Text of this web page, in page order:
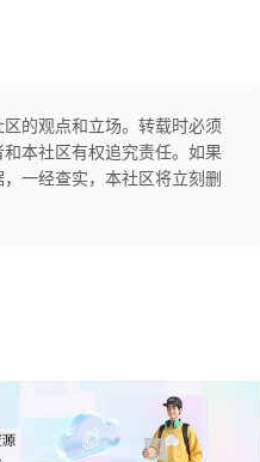
的观点和立场。转载时必须
本社区有权追究责任。如果
一经查实，本社区将立刻删